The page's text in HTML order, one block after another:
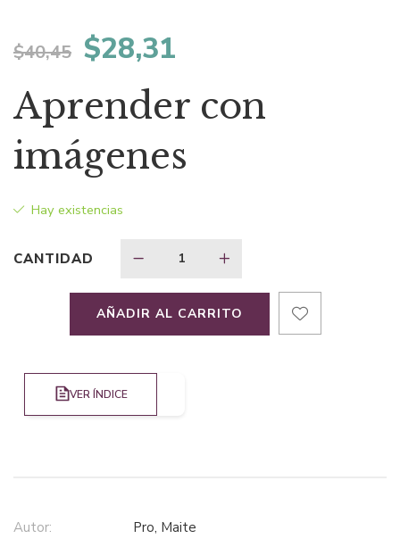
$40,45 El
precio
era:
$40,45.
$28,31
precio
es:
Aprender con
imágenes
Hay existencias
CANTIDAD
AÑADIR AL CARRITO
VER ÍNDICE
Autor: Pro, Maite